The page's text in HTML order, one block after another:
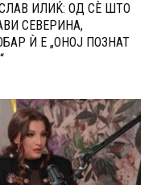
ИЛИЌ: ОД СÈ ШТО
СЕВЕРИНА,
Ѝ Е „ОНОЈ ПОЗНАТ